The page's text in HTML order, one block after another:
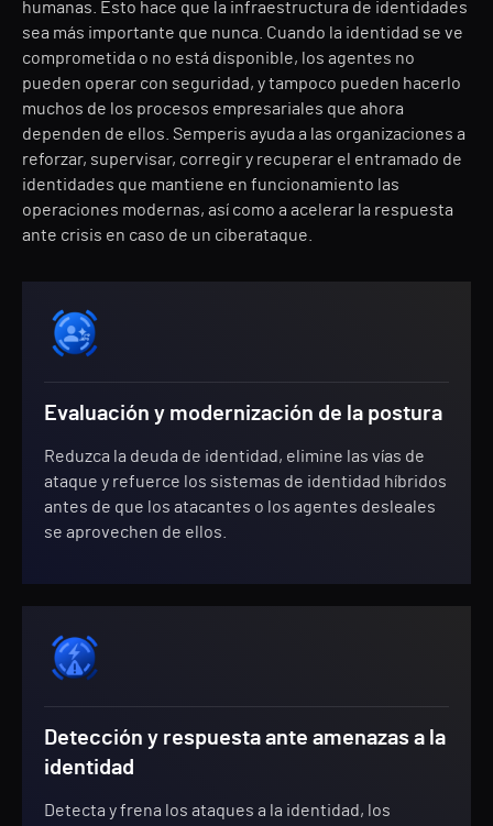
humanas. Esto hace que la infraestructura de identidades
sea más importante que nunca. Cuando la identidad se ve
comprometida o no está disponible, los agentes no
pueden operar con seguridad, y tampoco pueden hacerlo
muchos de los procesos empresariales que ahora
dependen de ellos. Semperis ayuda a las organizaciones a
reforzar, supervisar, corregir y recuperar el entramado de
identidades que mantiene en funcionamiento las
operaciones modernas, así como a acelerar la respuesta
ante crisis en caso de un ciberataque.
Evaluación y modernización de la postura
Reduzca la deuda de identidad, elimine las vías de
ataque y refuerce los sistemas de identidad híbridos
antes de que los atacantes o los agentes desleales
se aprovechen de ellos.
Detección y respuesta ante amenazas a la
identidad
Detecta y frena los ataques a la identidad, los